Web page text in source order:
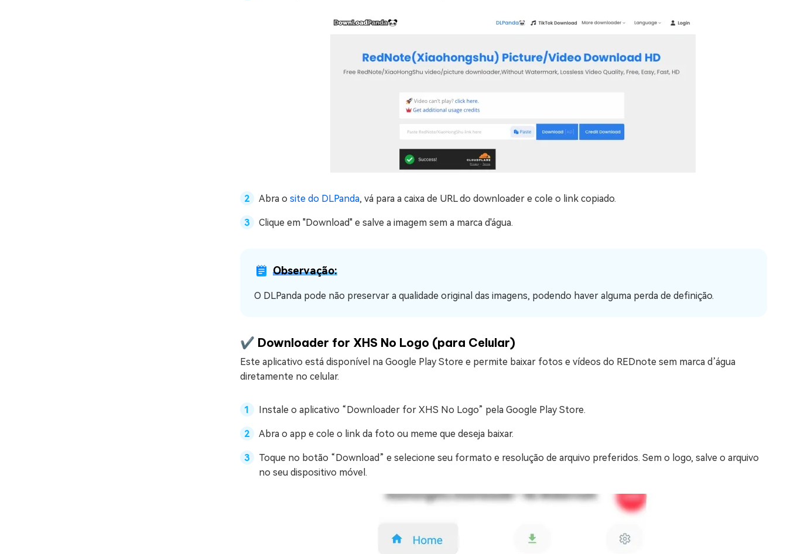
Abra o site do DLPanda, vá para a caixa de URL do downloader e cole o link copiado.
Clique em "Download" e salve a imagem sem a marca d'água.
Observação:
O DLPanda pode não preservar a qualidade original das imagens, podendo haver alguma perda de definição.
✔️ Downloader for XHS No Logo (para Celular)
Este aplicativo está disponível na Google Play Store e permite baixar fotos e vídeos do REDnote sem marca d’água
diretamente no celular.
Instale o aplicativo “Downloader for XHS No Logo” pela Google Play Store.
Abra o app e cole o link da foto ou meme que deseja baixar.
Toque no botão “Download” e selecione seu formato e resolução de arquivo preferidos. Sem o logo, salve o arquivo
no seu dispositivo móvel.